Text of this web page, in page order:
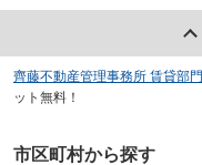
齊藤不動産管理事務所 賃貸部門
ット無料！
市区町村から探す